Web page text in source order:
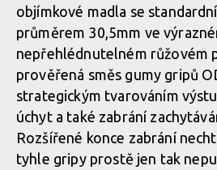
objímkové madla se
průměrem 30,5mm ve
nepřehlédnutelném růžovém
prověřená směs gumy gripů
strategickým tvarováním
úchyt a také zabrání
Rozšířené konce zabrání
tyhle gripy prostě jen tak